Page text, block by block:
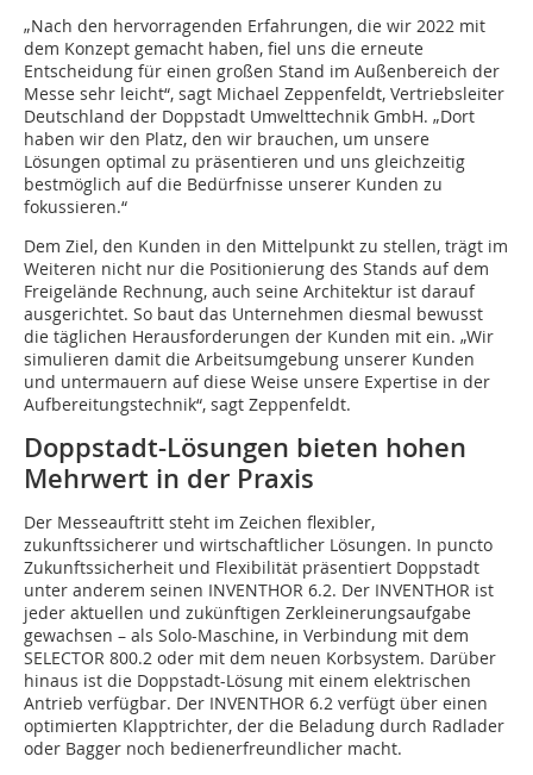
„Nach den hervorragenden Erfahrungen, die wir 2022 mit
dem Konzept gemacht haben, fiel uns die erneute
Entscheidung für einen großen Stand im Außenbereich der
Messe sehr leicht“, sagt Michael Zeppenfeldt, Vertriebsleiter
Deutschland der Doppstadt Umwelttechnik GmbH. „Dort
haben wir den Platz, den wir brauchen, um unsere
Lösungen optimal zu präsentieren und uns gleichzeitig
bestmöglich auf die Bedürfnisse unserer Kunden zu
fokussieren.“
Dem Ziel, den Kunden in den Mittelpunkt zu stellen, trägt im
Weiteren nicht nur die Positionierung des Stands auf dem
Freigelände Rechnung, auch seine Architektur ist darauf
ausgerichtet. So baut das Unternehmen diesmal bewusst
die täglichen Herausforderungen der Kunden mit ein. „Wir
simulieren damit die Arbeitsumgebung unserer Kunden
und untermauern auf diese Weise unsere Expertise in der
Aufbereitungstechnik“, sagt Zeppenfeldt.
Doppstadt-Lösungen bieten hohen
Mehrwert in der Praxis
Der Messeauftritt steht im Zeichen flexibler,
zukunftssicherer und wirtschaftlicher Lösungen. In puncto
Zukunftssicherheit und Flexibilität präsentiert Doppstadt
unter anderem seinen INVENTHOR 6.2. Der INVENTHOR ist
jeder aktuellen und zukünftigen Zerkleinerungsaufgabe
gewachsen – als Solo-Maschine, in Verbindung mit dem
SELECTOR 800.2 oder mit dem neuen Korbsystem. Darüber
hinaus ist die Doppstadt-Lösung mit einem elektrischen
Antrieb verfügbar. Der INVENTHOR 6.2 verfügt über einen
optimierten Klapptrichter, der die Beladung durch Radlader
oder Bagger noch bedienerfreundlicher macht.